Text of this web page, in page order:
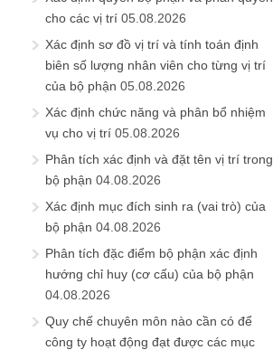
cho các vị trí 05.08.2026
Xác định sơ đồ vị trí và tính toán định
biên số lượng nhân viên cho từng vị trí
của bộ phận 05.08.2026
Xác định chức năng và phân bổ nhiệm
vụ cho vị trí 05.08.2026
Phân tích xác định và đặt tên vị trí trong
bộ phận 04.08.2026
Xác định mục đích sinh ra (vai trò) của
bộ phận 04.08.2026
Phân tích đặc điểm bộ phận xác định
hướng chỉ huy (cơ cấu) của bộ phận
04.08.2026
Quy chế chuyên môn nào cần có để
công ty hoạt động đạt được các mục